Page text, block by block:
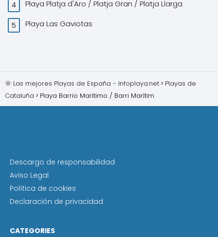
Playa Platja d'Aro / Platja Gran / Platja Llarga
Playa Las Gaviotas
🌞 Las mejores Playas de España - Infoplaya.net
Playas de
Cataluña
Playa Barrio Marítimo / Barri Marítim
Descargo de responsabilidad
Aviso Legal
Política de cookies
Declaración de privacidad
CATEGORIES